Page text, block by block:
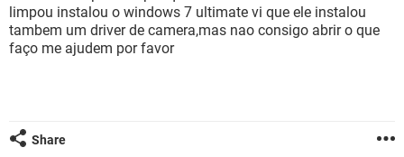
GUIA DE COMPRAS
OUTLOOK EXCEL
INSTAGRAM GMAIL
limpou instalou o windows 7 ultimate vi que ele instalou
tambem um driver de camera,mas nao consigo abrir o que
faço me ajudem por favor
Share